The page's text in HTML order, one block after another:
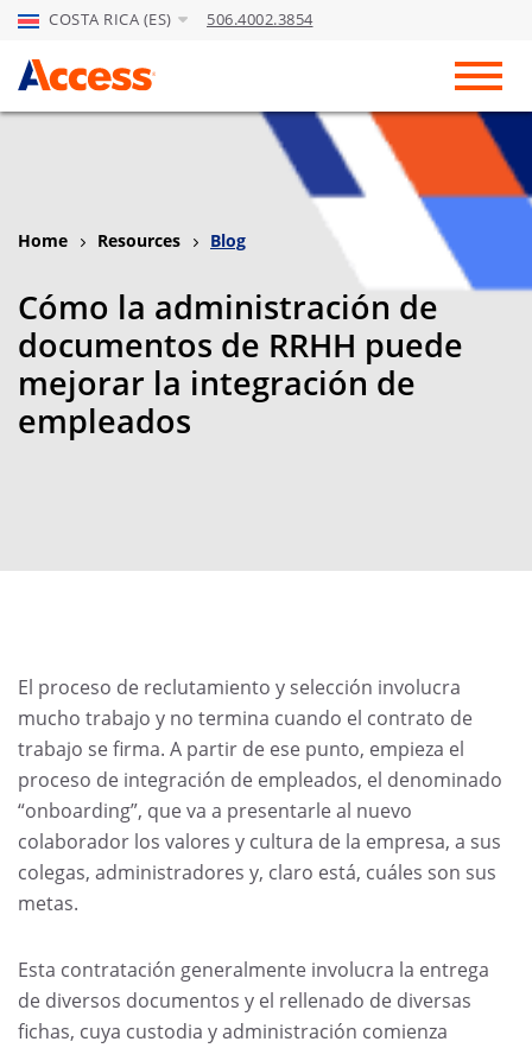
Skip to Main Content
COSTA RICA (ES) 506.4002.3854
Home Resources Blog
Cómo la administración de
documentos de RRHH puede
mejorar la integración de
empleados
El proceso de reclutamiento y selección involucra
mucho trabajo y no termina cuando el contrato de
trabajo se firma. A partir de ese punto, empieza el
proceso de integración de empleados, el denominado
“onboarding”, que va a presentarle al nuevo
colaborador los valores y cultura de la empresa, a sus
colegas, administradores y, claro está, cuáles son sus
metas.
Esta contratación generalmente involucra la entrega
de diversos documentos y el rellenado de diversas
fichas, cuya custodia y administración comienza